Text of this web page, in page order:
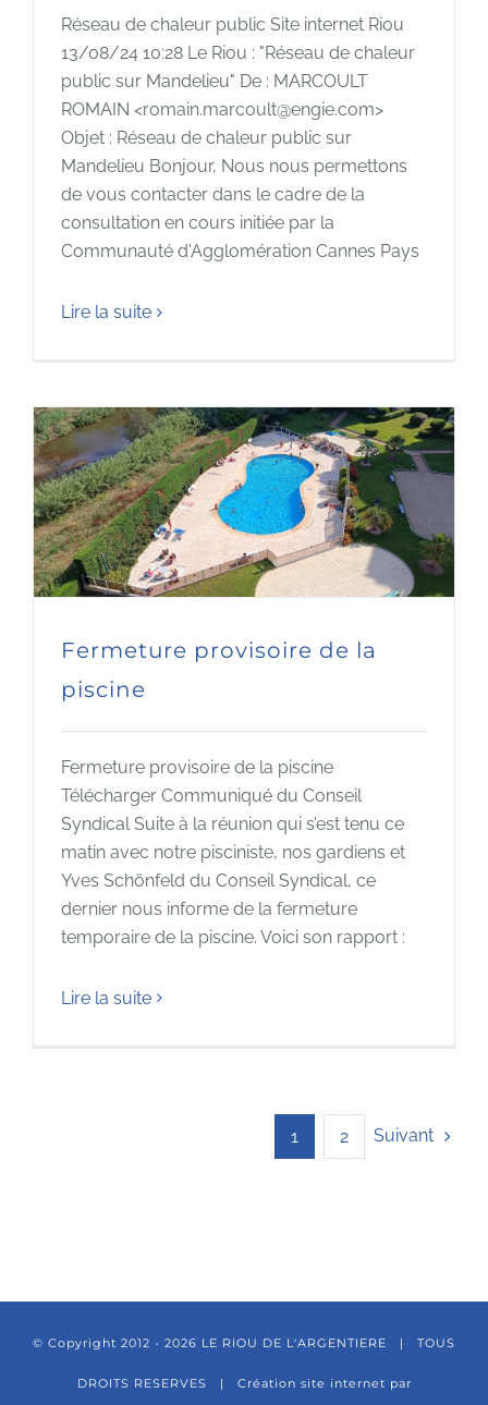
Réseau de chaleur public Site internet Riou
13/08/24 10:28 Le Riou : "Réseau de chaleur
public sur Mandelieu" De : MARCOULT
ROMAIN <romain.marcoult@engie.com>
Objet : Réseau de chaleur public sur
Mandelieu Bonjour, Nous nous permettons
de vous contacter dans le cadre de la
consultation en cours initiée par la
Communauté d'Agglomération Cannes Pays
Lire la suite
Fermeture provisoire de la
piscine
Fermeture provisoire de la piscine
Télécharger Communiqué du Conseil
Syndical Suite à la réunion qui s’est tenu ce
matin avec notre pisciniste, nos gardiens et
Yves Schönfeld du Conseil Syndical, ce
dernier nous informe de la fermeture
temporaire de la piscine. Voici son rapport :
Lire la suite
1 2 Suivant
© Copyright 2012 - 2026 LE RIOU DE L'ARGENTIERE | TOUS
DROITS RESERVES | Création site internet par